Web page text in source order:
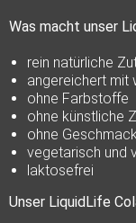
Was macht unser
rein natürliche
angereichert mit
ohne Farbstoffe
ohne künstliche
ohne
vegetarisch und
laktosefrei
Unser LiquidLife